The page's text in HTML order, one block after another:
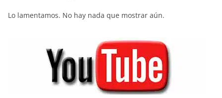
Lo lamentamos. No hay nada que mostrar aún.